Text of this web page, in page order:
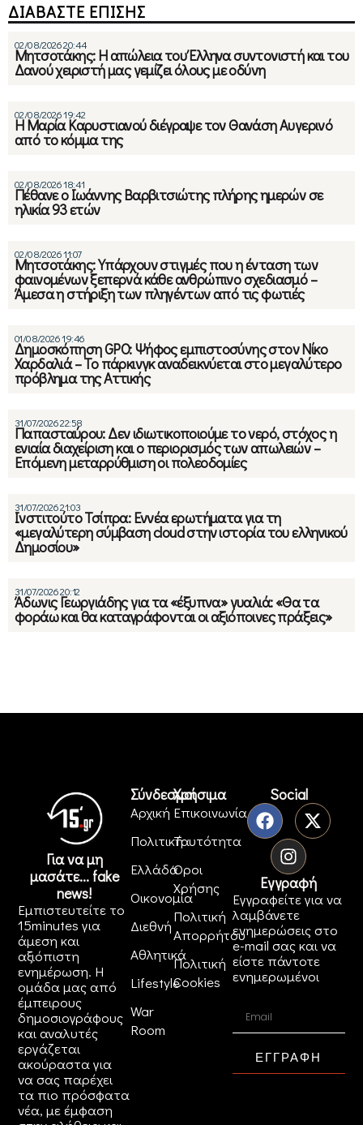
ΔΙΑΒΑΣΤΕ ΕΠΙΣΗΣ
02/08/2026 20:44
Μητσοτάκης: Η απώλεια του Έλληνα συντονιστή και του
Δανού χειριστή μας γεμίζει όλους με οδύνη
02/08/2026 19:42
Η Μαρία Καρυστιανού διέγραψε τον Θανάση Αυγερινό
από το κόμμα της
02/08/2026 18:41
Πέθανε ο Ιωάννης Βαρβιτσιώτης πλήρης ημερών σε
ηλικία 93 ετών
02/08/2026 11:07
Μητσοτάκης: Υπάρχουν στιγμές που η ένταση των
φαινομένων ξεπερνά κάθε ανθρώπινο σχεδιασμό –
Άμεσα η στήριξη των πληγέντων από τις φωτιές
01/08/2026 19:46
Δημοσκόπηση GPO: Ψήφος εμπιστοσύνης στον Νίκο
Χαρδαλιά – Το πάρκινγκ αναδεικνύεται στο μεγαλύτερο
πρόβλημα της Αττικής
31/07/2026 22:58
Παπασταύρου: Δεν ιδιωτικοποιούμε το νερό, στόχος η
ενιαία διαχείριση και ο περιορισμός των απωλειών –
Επόμενη μεταρρύθμιση oι πολεοδομίες
31/07/2026 21:03
Ινστιτούτο Τσίπρα: Εννέα ερωτήματα για τη
«μεγαλύτερη σύμβαση cloud στην ιστορία του ελληνικού
Δημοσίου»
31/07/2026 20:12
Άδωνις Γεωργιάδης για τα «έξυπνα» γυαλιά: «Θα τα
φοράω και θα καταγράφονται οι αξιόποινες πράξεις»
Για να μη
μασάτε... fake
news!
Εμπιστευτείτε το
15minutes για
άμεση και
αξιόπιστη
ενημέρωση. Η
ομάδα μας από
έμπειρους
δημοσιογράφους
και αναλυτές
εργάζεται
ακούραστα για
να σας παρέχει
τα πιο πρόσφατα
νέα, με έμφαση
Σύνδεσμοι
Αρχική
Πολιτική
Ελλάδα
Οικονομία
Διεθνή
Αθλητικά
Lifestyle
War
Room
Χρήσιμα
Επικοινωνία
Ταυτότητα
Όροι
Χρήσης
Πολιτική
Απορρήτου
Πολιτική
Cookies
Social
Εγγραφή
Εγγραφείτε για να
λαμβάνετε
ενημερώσεις στο
e-mail σας και να
είστε πάντοτε
ενημερωμένοι
ΕΓΓΡΑΦΗ